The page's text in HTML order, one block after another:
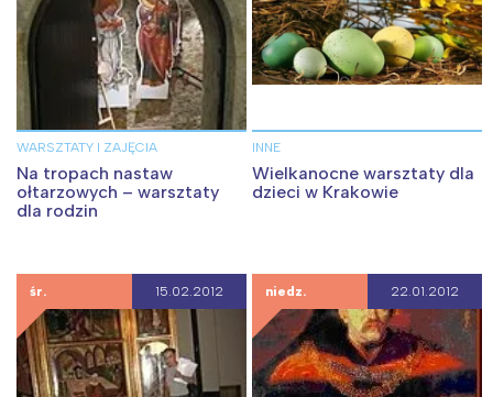
WARSZTATY I ZAJĘCIA
Na tropach nastaw
ołtarzowych – warsztaty
dla rodzin
INNE
Wielkanocne warsztaty dla
dzieci w Krakowie
śr. 15.02.2012 niedz. 22.01.2012